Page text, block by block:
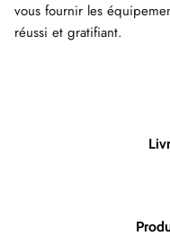
vous fournir les
réussi et gratifiant.